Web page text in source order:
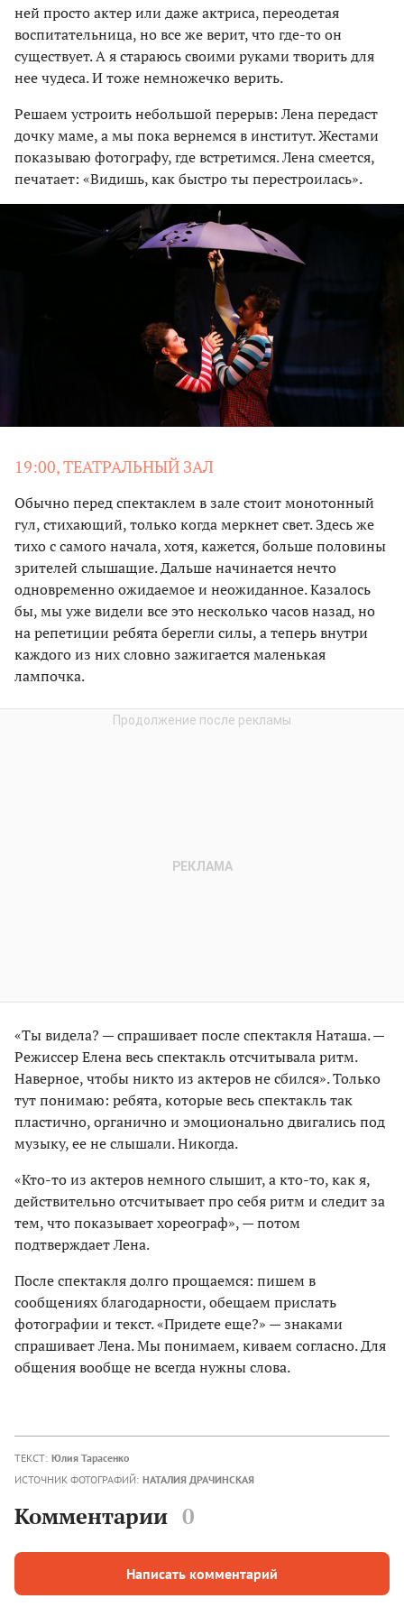
ней просто актер или даже актриса, переодетая
воспитательница, но все же верит, что где-то он
существует. А я стараюсь своими руками творить для
нее чудеса. И тоже немножечко верить.
Решаем устроить небольшой перерыв: Лена передаст
дочку маме, а мы пока вернемся в институт. Жестами
показываю фотографу, где встретимся. Лена смеется,
печатает: «Видишь, как быстро ты перестроилась».
19:00, ТЕАТРАЛЬНЫЙ ЗАЛ
Обычно перед спектаклем в зале стоит монотонный
гул, стихающий, только когда меркнет свет. Здесь же
тихо с самого начала, хотя, кажется, больше половины
зрителей слышащие. Дальше начинается нечто
одновременно ожидаемое и неожиданное. Казалось
бы, мы уже видели все это несколько часов назад, но
на репетиции ребята берегли силы, а теперь внутри
каждого из них словно зажигается маленькая
лампочка.
«Ты видела? — спрашивает после спектакля Наташа. —
Режиссер Елена весь спектакль отсчитывала ритм.
Наверное, чтобы никто из актеров не сбился». Только
тут понимаю: ребята, которые весь спектакль так
пластично, органично и эмоционально двигались под
музыку, ее не слышали. Никогда.
«Кто-то из актеров немного слышит, а кто-то, как я,
действительно отсчитывает про себя ритм и следит за
тем, что показывает хореограф», — потом
подтверждает Лена.
После спектакля долго прощаемся: пишем в
сообщениях благодарности, обещаем прислать
фотографии и текст. «Придете еще?» — знаками
спрашивает Лена. Мы понимаем, киваем согласно. Для
общения вообще не всегда нужны слова.
ТЕКСТ: Юлия Тарасенко
ИСТОЧНИК ФОТОГРАФИЙ: НАТАЛИЯ ДРАЧИНСКАЯ
Комментарии 0
Написать комментарий